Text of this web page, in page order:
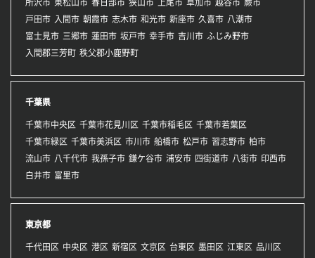
所沢市 東松山市 春日部市 狭山市 上尾市 草加市 越谷市 蕨市
戸田市 入間市 朝霞市 志木市 和光市 新座市 久喜市 八潮市
富士見市 三郷市 蓮田市 坂戸市 幸手市 吉川市 ふじみ野市
入間郡三芳町 秩父郡小鹿野町
千葉県
千葉市中央区 千葉市花見川区 千葉市稲毛区 千葉市若葉区
千葉市緑区 千葉市美浜区 市川市 船橋市 松戸市 習志野市 柏市
流山市 八千代市 我孫子市 鎌ケ谷市 浦安市 四街道市 八街市 印西市
白井市 富里市
東京都
千代田区 中央区 港区 新宿区 文京区 台東区 墨田区 江東区 品川区